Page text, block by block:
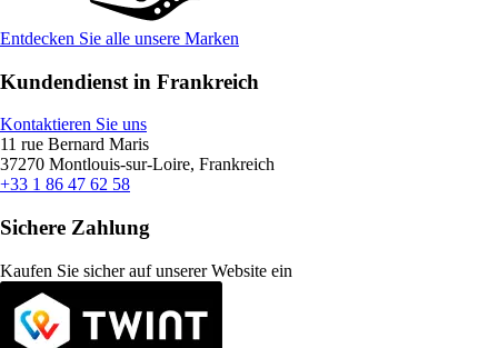
Entdecken Sie alle unsere Marken
Kundendienst in Frankreich
Kontaktieren Sie uns
11 rue Bernard Maris
37270 Montlouis-sur-Loire, Frankreich
+33 1 86 47 62 58
Sichere Zahlung
Kaufen Sie sicher auf unserer Website ein